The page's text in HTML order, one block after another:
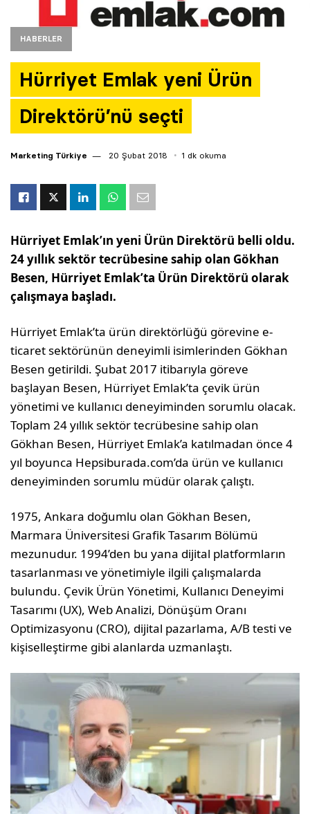
HABERLER
Hürriyet Emlak yeni Ürün
Direktörü’nü seçti
Marketing Türkiye 20 Şubat 2018 1 dk okuma
Hürriyet Emlak’ın yeni Ürün Direktörü belli oldu.
24 yıllık sektör tecrübesine sahip olan Gökhan
Besen, Hürriyet Emlak’ta Ürün Direktörü olarak
çalışmaya başladı.
Hürriyet Emlak’ta ürün direktörlüğü görevine e-
ticaret sektörünün deneyimli isimlerinden Gökhan
Besen getirildi. Şubat 2017 itibarıyla göreve
başlayan Besen, Hürriyet Emlak’ta çevik ürün
yönetimi ve kullanıcı deneyiminden sorumlu olacak.
Toplam 24 yıllık sektör tecrübesine sahip olan
Gökhan Besen, Hürriyet Emlak’a katılmadan önce 4
yıl boyunca Hepsiburada.com’da ürün ve kullanıcı
deneyiminden sorumlu müdür olarak çalıştı.
1975, Ankara doğumlu olan Gökhan Besen,
Marmara Üniversitesi Grafik Tasarım Bölümü
mezunudur. 1994’den bu yana dijital platformların
tasarlanması ve yönetimiyle ilgili çalışmalarda
bulundu. Çevik Ürün Yönetimi, Kullanıcı Deneyimi
Tasarımı (UX), Web Analizi, Dönüşüm Oranı
Optimizasyonu (CRO), dijital pazarlama, A/B testi ve
kişiselleştirme gibi alanlarda uzmanlaştı.